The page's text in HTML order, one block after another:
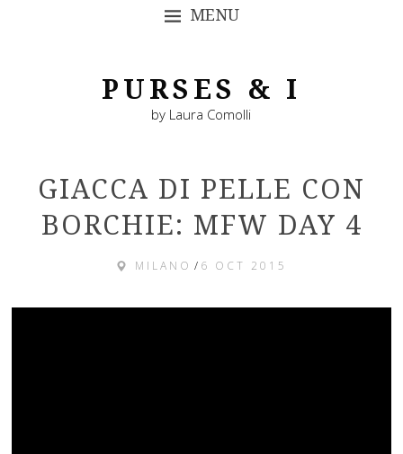
MENU
PURSES & I
by Laura Comolli
GIACCA DI PELLE CON
BORCHIE: MFW DAY 4
MILANO / 6 OCT 2015